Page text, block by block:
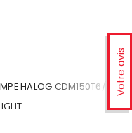
Votre avis
HALOG CDM150T6/830